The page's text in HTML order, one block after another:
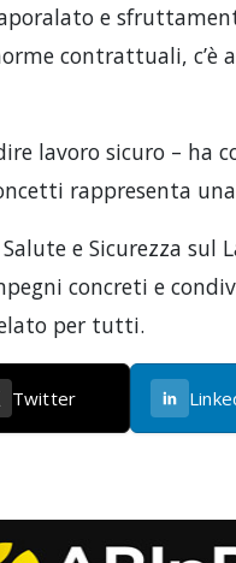
e
contrattuali, c’è
lavoro sicuro – ha
rappresenta
e Sicurezza sul
concreti e
per tutti.
Twitter